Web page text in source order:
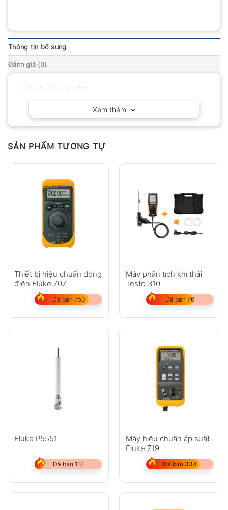
Thông tin bổ sung
Đánh giá (0)
Xem thêm
SẢN PHẨM TƯƠNG TỰ
Thiết bị hiệu chuẩn dòng
điện Fluke 707
Đã bán 750
Máy phân tích khí thải
Testo 310
Đã bán 76
Fluke P5551
Đã bán 131
Máy hiệu chuẩn áp suất
Fluke 719
Đã bán 334